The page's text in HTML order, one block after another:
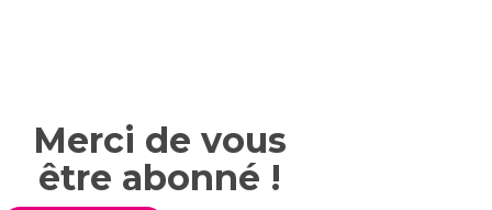
Merci de vous
être abonné !